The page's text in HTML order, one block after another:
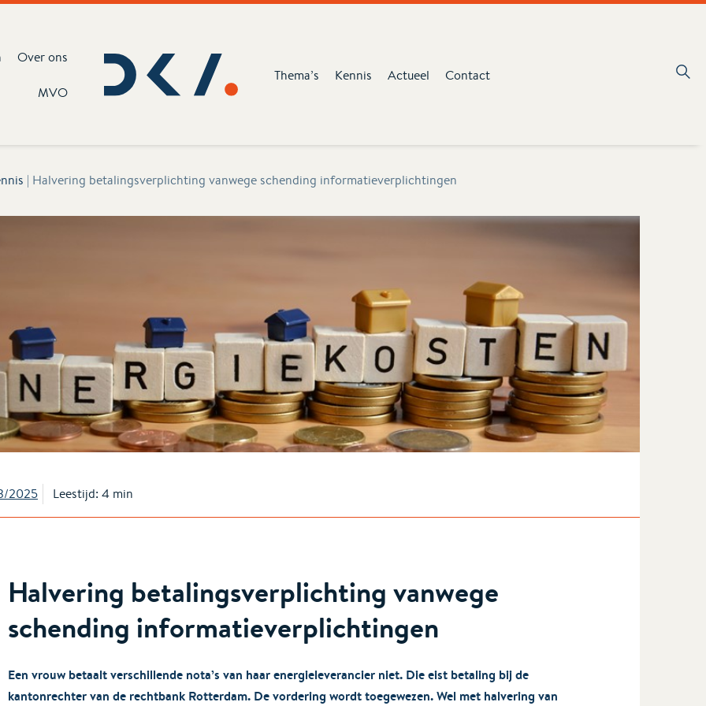
Over ons
MVO
Thema’s Kennis Actueel Contact
| Halvering betalingsverplichting vanwege schending informatieverplichtingen
2025 Leestijd: 4 min
Halvering betalingsverplichting vanwege
schending informatieverplichtingen
Een vrouw betaalt verschillende nota’s van haar energieleverancier niet. Die eist betaling bij de
kantonrechter van de rechtbank Rotterdam. De vordering wordt toegewezen. Wel met halvering van